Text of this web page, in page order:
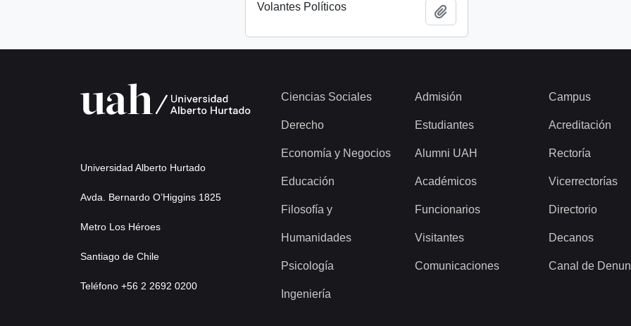
Volantes Políticos
Universidad Alberto Hurtado
Avda. Bernardo O’Higgins 1825
Metro Los Héroes
Santiago de Chile
Teléfono +56 2 2692 0200
Ciencias Sociales
Derecho
Economía y Negocios
Educación
Filosofía y
Humanidades
Psicología
Ingeniería
Admisión
Estudiantes
Alumni UAH
Académicos
Funcionarios
Visitantes
Comunicaciones
Campus
Acreditación
Rectoría
Vicerrectorías
Directorio
Decanos
Canal de